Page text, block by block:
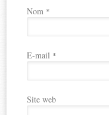
Nom *
E-mail *
Site web